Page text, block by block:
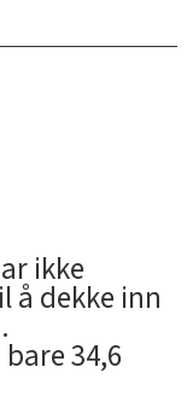
ikke
å dekke inn
34,6